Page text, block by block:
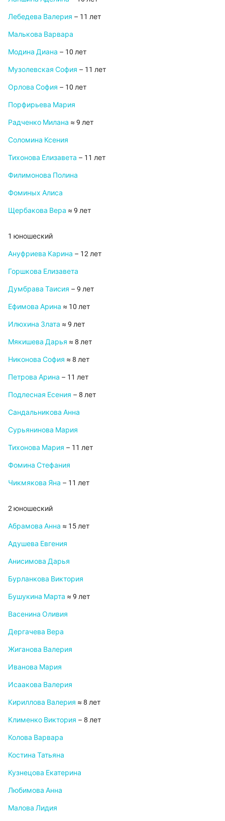
Лебедева Валерия – 11 лет
Малькова Варвара
Модина Диана – 10 лет
Музолевская София – 11 лет
Орлова София – 10 лет
Порфирьева Мария
Радченко Милана ≈ 9 лет
Соломина Ксения
Тихонова Елизавета – 11 лет
Филимонова Полина
Фоминых Алиса
Щербакова Вера ≈ 9 лет
1 юношеский
Ануфриева Карина – 12 лет
Горшкова Елизавета
Думбрава Таисия – 9 лет
Ефимова Арина ≈ 10 лет
Илюхина Злата ≈ 9 лет
Мякишева Дарья ≈ 8 лет
Никонова София ≈ 8 лет
Петрова Арина – 11 лет
Подлесная Есения – 8 лет
Сандальникова Анна
Сурьянинова Мария
Тихонова Мария – 11 лет
Фомина Стефания
Чикмякова Яна – 11 лет
2 юношеский
Абрамова Анна ≈ 15 лет
Адушева Евгения
Анисимова Дарья
Бурланкова Виктория
Бушукина Марта ≈ 9 лет
Васенина Оливия
Дергачева Вера
Жиганова Валерия
Иванова Мария
Исаакова Валерия
Кириллова Валерия ≈ 8 лет
Клименко Виктория – 8 лет
Колова Варвара
Костина Татьяна
Кузнецова Екатерина
Любимова Анна
Малова Лидия